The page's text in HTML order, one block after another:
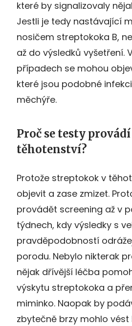
které by signalizovaly
Jestli je tedy nastávající
nosičem streptokoka B,
až do výsledků vyšetření.
případech se mohou
které jsou podobné
měchýře.
Proč se testy
těhotenství?
Protože streptokok v
objevit a zase zmizet.
provádět screening až v
týdnech, kdy výsledky s
pravděpodobností
porodu. Nebylo nikterak
nějak dřívější léčba
výskytu streptokoka a
miminko. Naopak by
zbytečně brzy mohlo vést